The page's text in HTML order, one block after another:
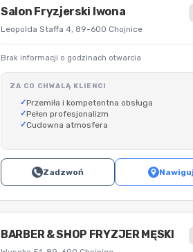
Salon Fryzjerski Iwona
Leopolda Staffa 4, 89-600 Chojnice
Brak informacji o godzinach otwarcia
ZA CO CHWALĄ KLIENCI
Przemiła i kompetentna obsługa
Pełen profesjonalizm
Cudowna atmosfera
Zadzwoń Nawiguj
BARBER & SHOP FRYZJER MĘSKI